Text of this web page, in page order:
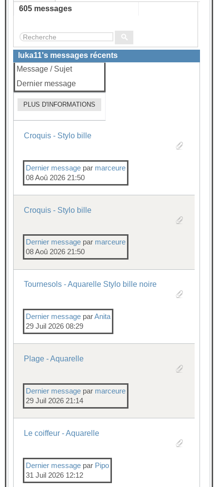
605 messages
Page : 1 2 3 4 ... 61
luka11's messages récents
Message / Sujet
Dernier message
PLUS D'INFORMATIONS
Croquis - Stylo bille
Dernier message par marceure
08 Aoû 2026 21:50
Croquis - Stylo bille
Dernier message par marceure
08 Aoû 2026 21:50
Tournesols - Aquarelle Stylo bille noire
Dernier message parAnita
29 Juil 2026 08:29
Plage - Aquarelle
Dernier message par marceure
29 Juil 2026 21:14
Le coiffeur - Aquarelle
Dernier message par Pipo
31 Juil 2026 12:12